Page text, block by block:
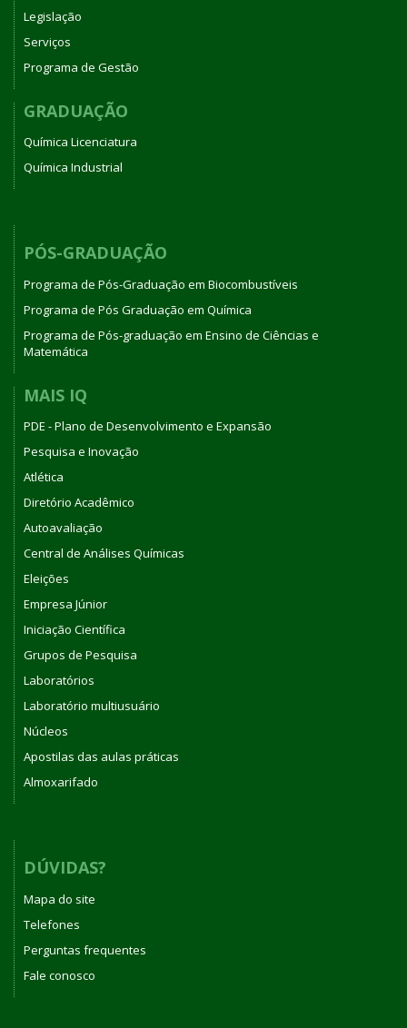
Legislação
Serviços
Programa de Gestão
GRADUAÇÃO
Química Licenciatura
Química Industrial
PÓS-GRADUAÇÃO
Programa de Pós-Graduação em Biocombustíveis
Programa de Pós Graduação em Química
Programa de Pós-graduação em Ensino de Ciências e
Matemática
MAIS IQ
PDE - Plano de Desenvolvimento e Expansão
Pesquisa e Inovação
Atlética
Diretório Acadêmico
Autoavaliação
Central de Análises Químicas
Eleições
Empresa Júnior
Iniciação Científica
Grupos de Pesquisa
Laboratórios
Laboratório multiusuário
Núcleos
Apostilas das aulas práticas
Almoxarifado
DÚVIDAS?
Mapa do site
Telefones
Perguntas frequentes
Fale conosco